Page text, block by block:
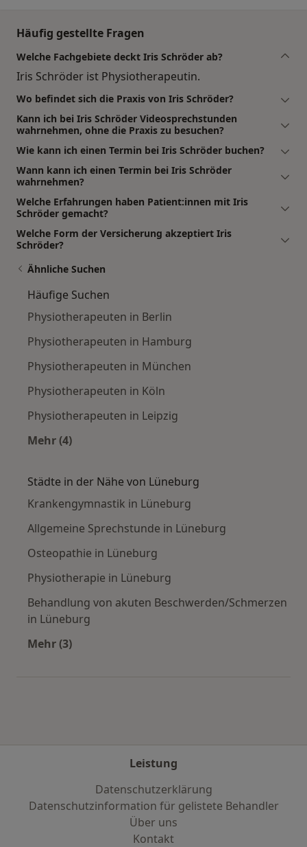
Häufig gestellte Fragen
Welche Fachgebiete deckt Iris Schröder ab?
Iris Schröder ist Physiotherapeutin.
Wo befindet sich die Praxis von Iris Schröder?
Kann ich bei Iris Schröder Videosprechstunden
wahrnehmen, ohne die Praxis zu besuchen?
Wie kann ich einen Termin bei Iris Schröder buchen?
Wann kann ich einen Termin bei Iris Schröder
wahrnehmen?
Welche Erfahrungen haben Patient:innen mit Iris
Schröder gemacht?
Welche Form der Versicherung akzeptiert Iris
Schröder?
Ähnliche Suchen
Häufige Suchen
Physiotherapeuten in Berlin
Physiotherapeuten in Hamburg
Physiotherapeuten in München
Physiotherapeuten in Köln
Physiotherapeuten in Leipzig
Mehr (4)
Städte in der Nähe von Lüneburg
Krankengymnastik in Lüneburg
Allgemeine Sprechstunde in Lüneburg
Osteopathie in Lüneburg
Physiotherapie in Lüneburg
Behandlung von akuten Beschwerden/Schmerzen
in Lüneburg
Mehr (3)
Leistung
Datenschutzerklärung
Datenschutzinformation für gelistete Behandler
Über uns
Kontakt